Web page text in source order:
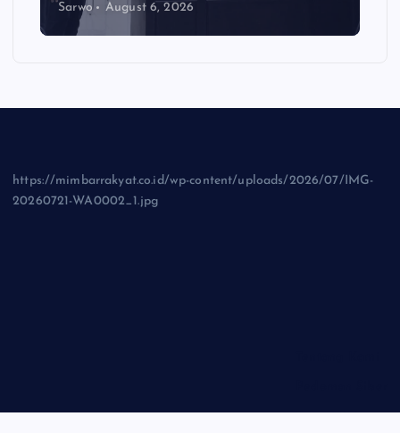
Sarwo August 6, 2026
https://mimbarrakyat.co.id/wp-content/uploads/2026/07/IMG-
20260721-WA0002_1.jpg